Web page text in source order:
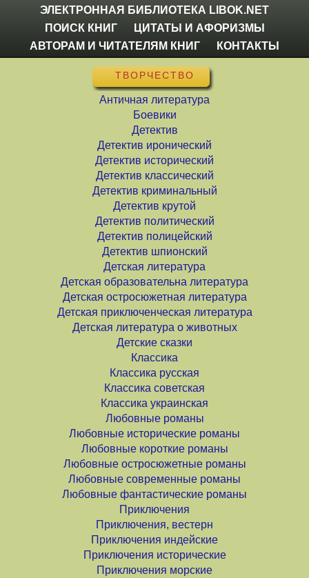
ЭЛЕКТРОННАЯ БИБЛИОТЕКА LIBOK.NET
ПОИСК КНИГ
ЦИТАТЫ И АФОРИЗМЫ
АВТОРАМ И ЧИТАТЕЛЯМ КНИГ
КОНТАКТЫ
ТВОРЧЕСТВО
Античная литература
Боевики
Детектив
Детектив иронический
Детектив исторический
Детектив классический
Детектив криминальный
Детектив крутой
Детектив политический
Детектив полицейский
Детектив шпионский
Детская литература
Детская образовательна литература
Детская остросюжетная литература
Детская приключенческая литература
Детская литература о животных
Детские сказки
Классика
Классика русская
Классика советская
Классика украинская
Любовные романы
Любовные исторические романы
Любовные короткие романы
Любовные остросюжетные романы
Любовные современные романы
Любовные фантастические романы
Приключения
Приключения, вестерн
Приключения индейские
Приключения исторические
Приключения морские